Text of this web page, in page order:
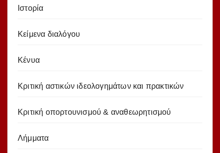
Ιστορία
Κείμενα διαλόγου
Κένυα
Κριτική αστικών ιδεολογημάτων και πρακτικών
Κριτική οπορτουνισμού & αναθεωρητισμού
Λήμματα